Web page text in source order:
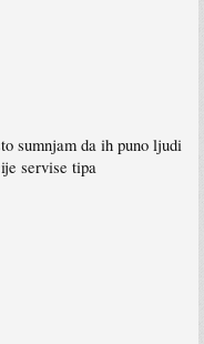
sumnjam da ih puno ljudi
servise tipa